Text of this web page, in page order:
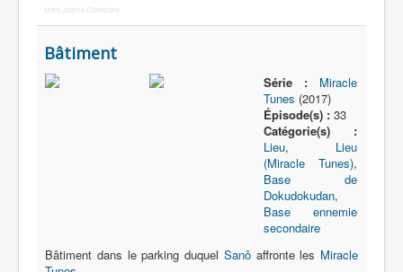
Science
Studio
Ville
More Joomla Extensions
Bâtiment
Série :
Miracle
Tunes (2017)
Épisode(s) :33
Catégorie(s) :
Lieu, Lieu
(Miracle Tunes),
Base de
Dokudokudan,
Base ennemie
secondaire
Bâtiment dans le parking duquel Sanôaffronte les Miracle